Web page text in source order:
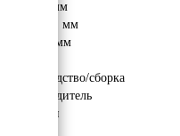
Длина, мм
Ширина, мм
Высота, мм
Производство/сборка
Производитель
Гарантия